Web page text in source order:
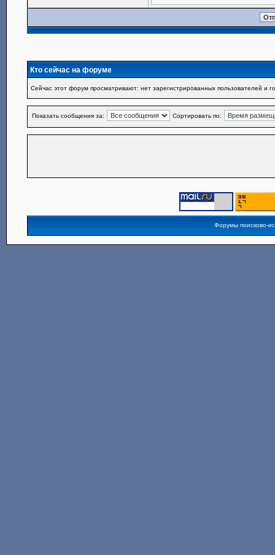
Кто сейчас на форуме
Сейчас этот форум просматривают: нет зарегистрированных пользователей и
Показать сообщения за: Сортировать по:
Форумы поисково-